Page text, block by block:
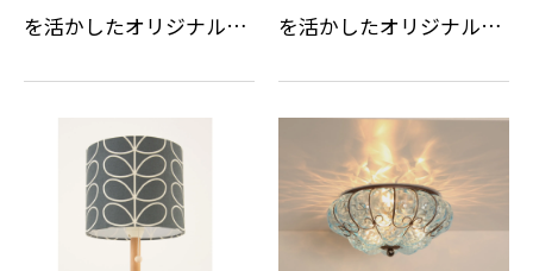
を活かしたオリジナルの
壊さずに、優しくナチュ
ラルなテイストに仕上げ
ています。スタンド本体
は国内にて加工し…
を活かしたオリジナルの
壊さずに、優しくナチュ
ラルなテイストに仕上げ
ています。スタンド本体
は国内にて加工し…